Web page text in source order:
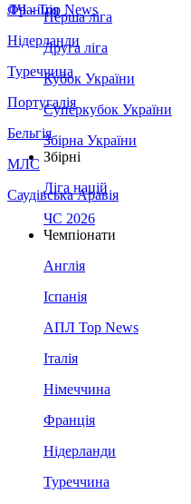
Франція
Нідерланди
Туреччина
Португалія
Бельгія
МЛС
Саудівська Аравія
ЛЧ - Top News
Перша ліга
Друга ліга
Кубок України
Суперкубок України
Збірна України
Збірні
Ліга націй
ЧС 2026
Чемпіонати
Англія
Іспанія
АПЛ Top News
Італія
Німеччина
Франція
Нідерланди
Туреччина